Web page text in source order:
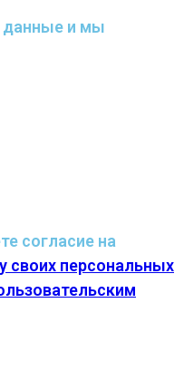
данные и мы
согласие на
своих персональных